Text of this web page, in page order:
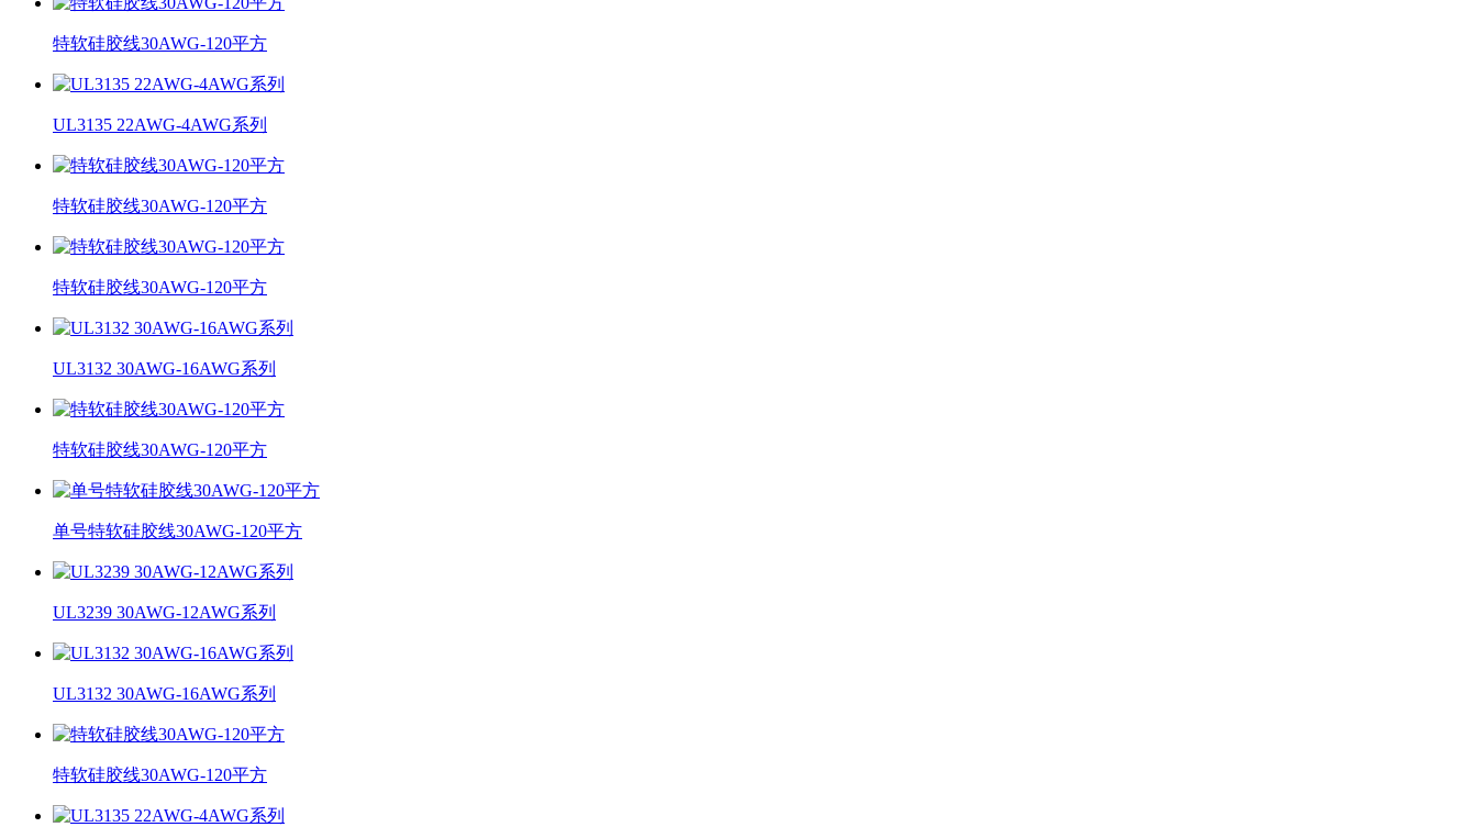
特软硅胶线30AWG-120平方
UL3135 22AWG-4AWG系列
特软硅胶线30AWG-120平方
特软硅胶线30AWG-120平方
UL3132 30AWG-16AWG系列
特软硅胶线30AWG-120平方
单号特软硅胶线30AWG-120平方
UL3239 30AWG-12AWG系列
UL3132 30AWG-16AWG系列
特软硅胶线30AWG-120平方